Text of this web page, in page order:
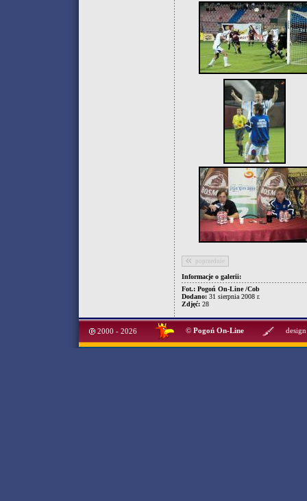
poprzednie
Informacje o galerii:
Fot.: Pogoń On-Line /Cob
Dodano: 31 sierpnia 2008 r.
Zdjęć: 28
2000 - 2026 © Pogoń On-Line